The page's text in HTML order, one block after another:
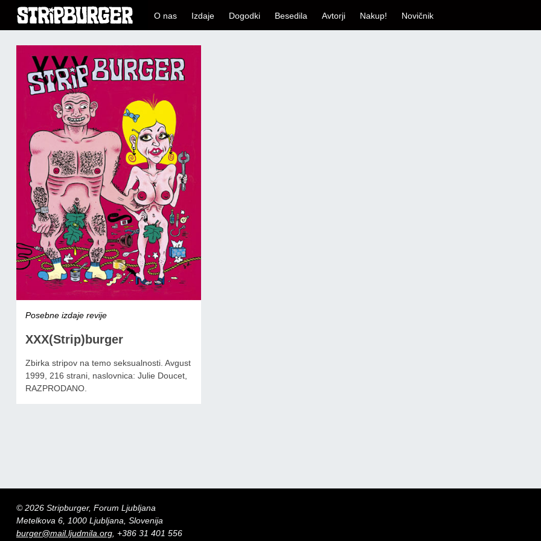
O nas Izdaje Dogodki Besedila Avtorji Nakup! Novičnik
Posebne izdaje revije
XXX(Strip)burger
Zbirka stripov na temo seksualnosti. Avgust
1999, 216 strani, naslovnica: Julie Doucet,
RAZPRODANO.
© 2026 Stripburger, Forum Ljubljana
Metelkova 6, 1000 Ljubljana, Slovenija
burger@mail.ljudmila.org, +386 31 401 556